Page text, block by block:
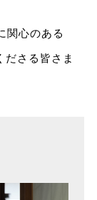
関心のある
さる皆さま